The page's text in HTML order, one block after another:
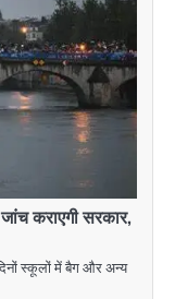
कराएगी सरकार,
स्कूलों में बैग और अन्य